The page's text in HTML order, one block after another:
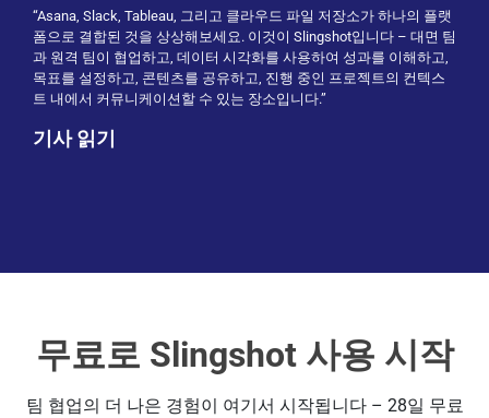
“Asana, Slack, Tableau, 그리고 클라우드 파일 저장소가 하나의 플랫
폼으로 결합된 것을 상상해보세요. 이것이 Slingshot입니다 – 대면 팀
과 원격 팀이 협업하고, 데이터 시각화를 사용하여 성과를 이해하고,
목표를 설정하고, 콘텐츠를 공유하고, 진행 중인 프로젝트의 컨텍스
트 내에서 커뮤니케이션할 수 있는 장소입니다.”
기사 읽기
무료로 Slingshot 사용 시작
팀 협업의 더 나은 경험이 여기서 시작됩니다 – 28일 무료